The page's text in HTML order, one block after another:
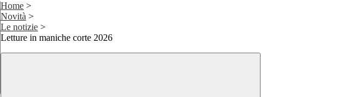
Home >
Novità >
Le notizie >
Letture in maniche corte 2026